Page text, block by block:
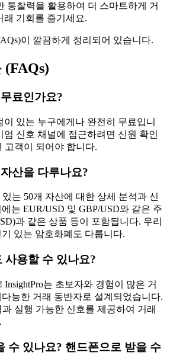
통찰력을 활용하여 더 스마트하게 거
래 기회를 즐기세요.
이 깔끔하게 정리되어 있습니다.
(FAQs)
료인가요?
이 있는 누구에게나 완전히 무료입니
엄 신호 채널에 접근하려면 신원 확인
고객이 되어야 합니다.
산을 다루나요?
있는 50개 자산에 대한 상세 분석과 신
는 EUR/USD 및 GBP/USD와 같은 주
과 같은 상품 등이 포함됩니다. 우리
있는 암호화폐도 다룹니다.
사용할 수 있나요?
는 초보자와 경험이 많은 거
능한 거래 동반자로 설계되었습니다.
실행 가능한 신호를 제공하여 거래
수 있나요? 핸드폰으로 받을 수